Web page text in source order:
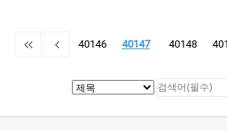
40146 40147 40148